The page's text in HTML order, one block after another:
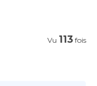
Vu 113 fois